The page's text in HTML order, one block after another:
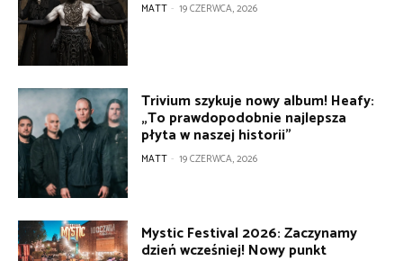
MATT - 19 CZERWCA, 2026
Trivium szykuje nowy album! Heafy:
„To prawdopodobnie najlepsza
płyta w naszej historii”
MATT - 19 CZERWCA, 2026
Mystic Festival 2026: Zaczynamy
dzień wcześniej! Nowy punkt